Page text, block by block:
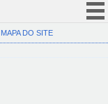
(COVID-19)
MAPA DO SITE